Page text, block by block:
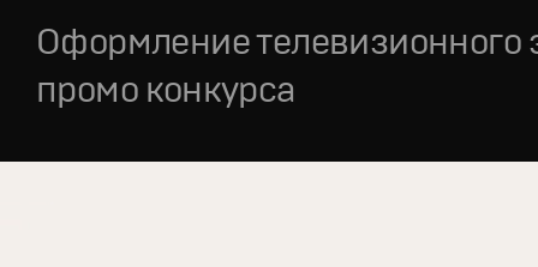
Оформление телевизионного
промо конкурса